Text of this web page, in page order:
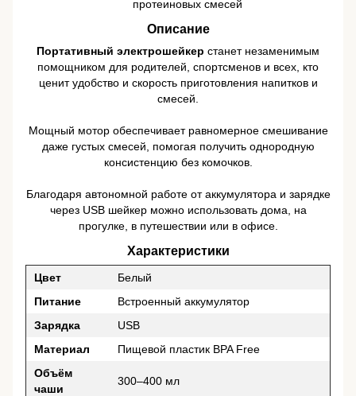
протеиновых смесей
Описание
Портативный электрошейкер станет незаменимым
помощником для родителей, спортсменов и всех, кто
ценит удобство и скорость приготовления напитков и
смесей.
Мощный мотор обеспечивает равномерное смешивание
даже густых смесей, помогая получить однородную
консистенцию без комочков.
Благодаря автономной работе от аккумулятора и зарядке
через USB шейкер можно использовать дома, на
прогулке, в путешествии или в офисе.
Характеристики
Цвет
Белый
Питание
Встроенный аккумулятор
Зарядка
USB
Материал
Пищевой пластик BPA Free
Объём
чаши
300–400 мл